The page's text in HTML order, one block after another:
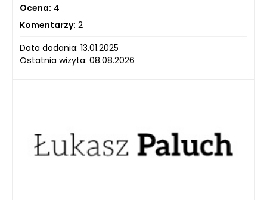
Ocena: 4
Komentarzy: 2
Data dodania: 13.01.2025
Ostatnia wizyta: 08.08.2026